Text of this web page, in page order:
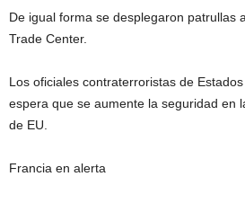
De igual forma se desplegaron patrullas
Trade Center.
Los oficiales contraterroristas de
espera que se aumente la seguridad en
de EU.
Francia en alerta